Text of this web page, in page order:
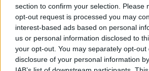
section to confirm your selection. Please
opt-out request is processed you may
interest-based ads based on personal
us or personal information disclosed to
your opt-out. You may separately opt-
disclosure of your personal information
25 de abril, acabando por ser um
clubes aferirem o trabalho realizado desde
Embora o Evento Regional não confira
que a participação no Evento Nacional é